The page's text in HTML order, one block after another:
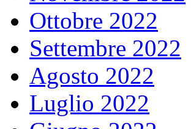
Ottobre 2022
Settembre 2022
Agosto 2022
Luglio 2022